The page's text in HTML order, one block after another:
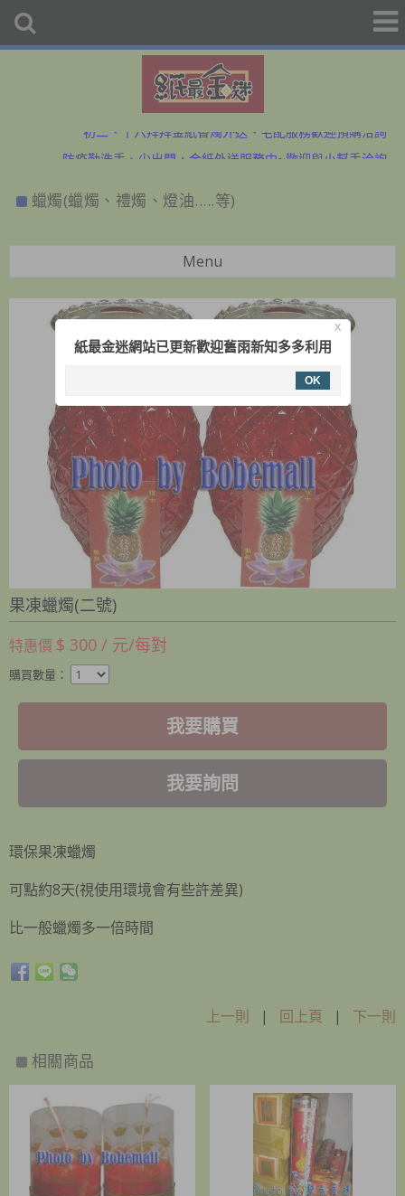
防疫勤洗手、少出門，金紙外送服務中~歡迎與小幫手洽詢
蠟燭(蠟燭、禮燭、燈油.....等)
Menu
果凍蠟燭(二號)
特惠價 $ 300 / 元/每對
購買數量：
我要購買
我要詢問
環保果凍蠟燭
可點約8天(視使用環境會有些許差異)
比一般蠟燭多一倍時間
上一則 | 回上頁 | 下一則
相關商品
X
紙最金迷網站已更新歡迎舊雨新知多多利用
OK